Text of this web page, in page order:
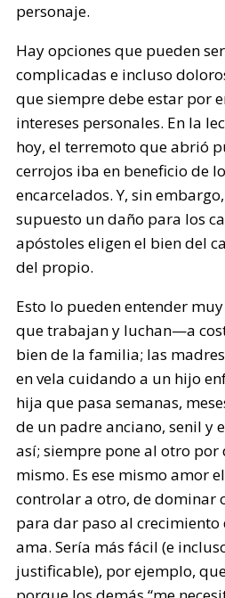
personaje.
Hay opciones que pueden
complicadas e incluso
que siempre debe estar por
intereses personales. En la
hoy, el terremoto que abrió
cerrojos iba en beneficio de
encarcelados. Y, sin
supuesto un daño para los
apóstoles eligen el bien del
del propio.
Esto lo pueden entender
que trabajan y luchan—a
bien de la familia; las
en vela cuidando a un hijo
hija que pasa semanas,
de un padre anciano, senil y
así; siempre pone al otro por
mismo. Es ese mismo amor
controlar a otro, de dominar
para dar paso al crecimiento
ama. Sería más fácil (e
justificable), por ejemplo,